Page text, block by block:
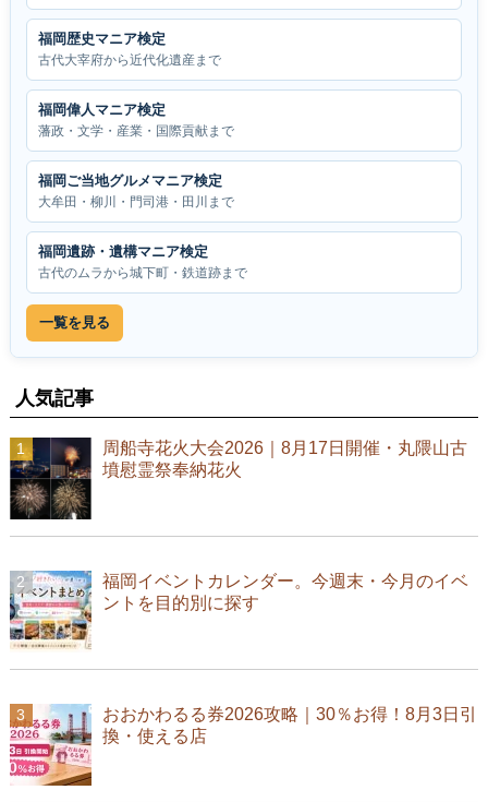
福岡歴史マニア検定
古代大宰府から近代化遺産まで
福岡偉人マニア検定
藩政・文学・産業・国際貢献まで
福岡ご当地グルメマニア検定
大牟田・柳川・門司港・田川まで
福岡遺跡・遺構マニア検定
古代のムラから城下町・鉄道跡まで
一覧を見る
人気記事
周船寺花火大会2026｜8月17日開催・丸隈山古
墳慰霊祭奉納花火
福岡イベントカレンダー。今週末・今月のイベ
ントを目的別に探す
おおかわるる券2026攻略｜30％お得！8月3日引
換・使える店